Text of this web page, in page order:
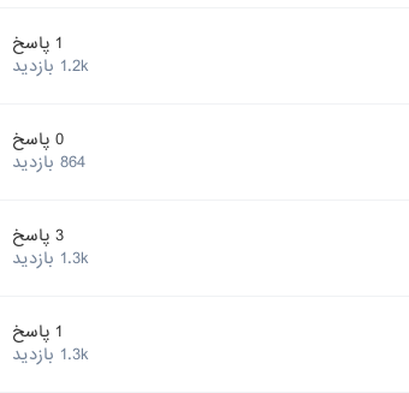
1 پاسخ
1.2k بازدید
0 پاسخ
864 بازدید
3 پاسخ
1.3k بازدید
1 پاسخ
1.3k بازدید